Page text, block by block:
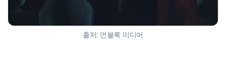
출처: 언블록 미디어